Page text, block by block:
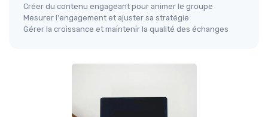
Créer du contenu engageant pour animer le groupe
Mesurer l'engagement et ajuster sa stratégie
Gérer la croissance et maintenir la qualité des échanges